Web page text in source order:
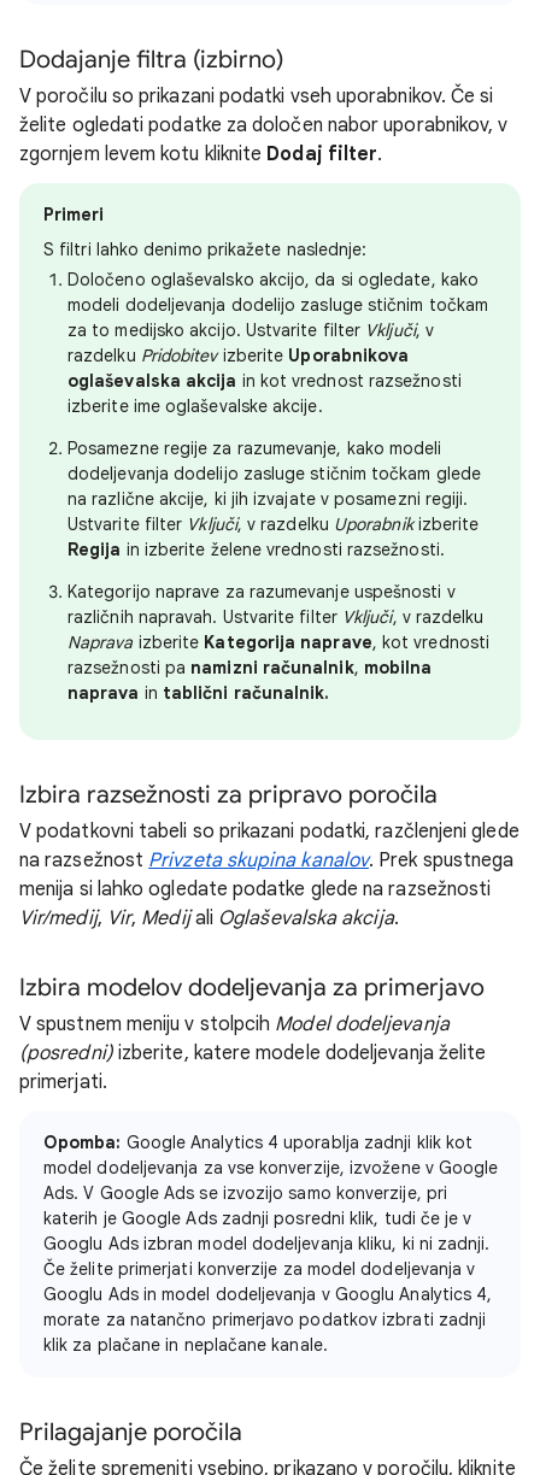
Dodajanje filtra (izbirno)
V poročilu so prikazani podatki vseh uporabnikov. Če si
želite ogledati podatke za določen nabor uporabnikov, v
zgornjem levem kotu kliknite Dodaj filter.
Primeri
S filtri lahko denimo prikažete naslednje:
Določeno oglaševalsko akcijo, da si ogledate, kako
modeli dodeljevanja dodelijo zasluge stičnim točkam
za to medijsko akcijo. Ustvarite filter Vključi, v
razdelku Pridobitevizberite Uporabnikova
oglaševalska akcija in kot vrednost razsežnosti
izberite ime oglaševalske akcije.
Posamezne regije za razumevanje, kako modeli
dodeljevanja dodelijo zasluge stičnim točkam glede
na različne akcije, ki jih izvajate v posamezni regiji.
Ustvarite filter Vključi, v razdelku Uporabnikizberite
Regija in izberite želene vrednosti razsežnosti.
Kategorijo naprave za razumevanje uspešnosti v
različnih napravah. Ustvarite filter Vključi, v razdelku
Naprava izberite Kategorija naprave, kot vrednosti
razsežnosti pa namizni računalnik, mobilna
naprava in tablični računalnik.
Izbira razsežnosti za pripravo poročila
V podatkovni tabeli so prikazani podatki, razčlenjeni glede
na razsežnost Privzeta skupina kanalov. Prek spustnega
menija si lahko ogledate podatke glede na razsežnosti
Vir/medij, Vir, Medijali Oglaševalska akcija.
Izbira modelov dodeljevanja za primerjavo
V spustnem meniju v stolpcih Model dodeljevanja
(posredni)izberite, katere modele dodeljevanja želite
primerjati.
Opomba: Google Analytics 4 uporablja zadnji klik kot
model dodeljevanja za vse konverzije, izvožene v Google
Ads. V Google Ads se izvozijo samo konverzije, pri
katerih je Google Ads zadnji posredni klik, tudi če je v
Googlu Ads izbran model dodeljevanja kliku, ki ni zadnji.
Če želite primerjati konverzije za model dodeljevanja v
Googlu Ads in model dodeljevanja v Googlu Analytics 4,
morate za natančno primerjavo podatkov izbrati zadnji
klik za plačane in neplačane kanale.
Prilagajanje poročila
Če želite spremeniti vsebino, prikazano v poročilu, kliknite